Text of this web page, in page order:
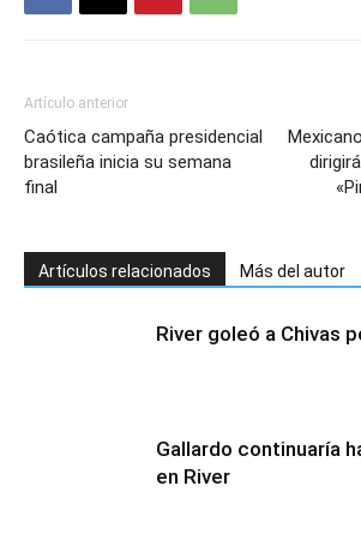
Artículo anterior
Caótica campaña presidencial
brasileña inicia su semana
final
Artículos relacionados Más del autor
River goleó a Chivas
Gallardo continuaría
en River